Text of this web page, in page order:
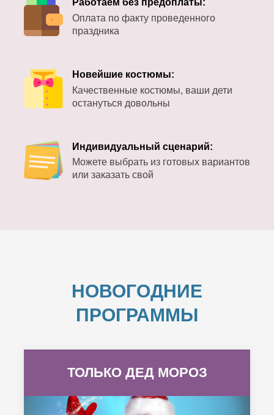
Работаем без предоплаты:
Оплата по факту проведенного
праздника
Новейшие костюмы:
Качественные костюмы, ваши дети
остануться довольны
Индивидуальный сценарий:
Можете выбрать из готовых вариантов
или заказать свой
НОВОГОДНИЕ
ПРОГРАММЫ
ТОЛЬКО ДЕД МОРОЗ